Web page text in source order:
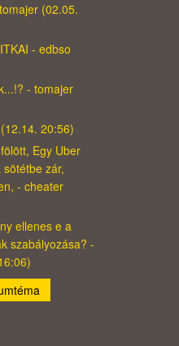
(02.05.
- edbso
- tomajer
20:56)
Egy Uber
zár,
- cheater
ellenes e a
szabályozása? -